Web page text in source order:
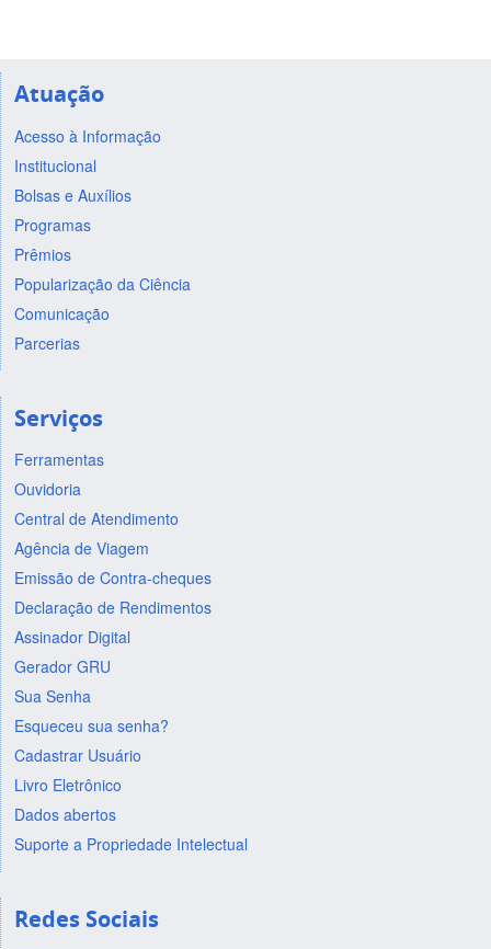
Atuação
Acesso à Informação
Institucional
Bolsas e Auxílios
Programas
Prêmios
Popularização da Ciência
Comunicação
Parcerias
Serviços
Ferramentas
Ouvidoria
Central de Atendimento
Agência de Viagem
Emissão de Contra-cheques
Declaração de Rendimentos
Assinador Digital
Gerador GRU
Sua Senha
Esqueceu sua senha?
Cadastrar Usuário
Livro Eletrônico
Dados abertos
Suporte a Propriedade Intelectual
Redes Sociais